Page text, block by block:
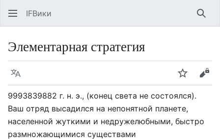
IFВики
Элементарная стратегия
Язык Следить
9993839882 г. н. э., (конец света не состоялся).
Ваш отряд высадился на непонятной планете,
населенной жуткими и недружелюбными, быстро
размножающимися существами